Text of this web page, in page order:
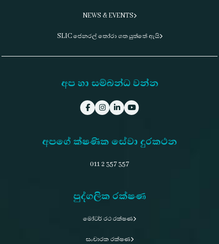
NEWS & EVENTS
SLIC ජෙනරල් තෝරා ගත යුත්තේ ඇයි
අප හා සම්බන්ධ වන්න
අපගේ ක්ෂණික සේවා දුරකථන
011 2 357 357
පුද්ගලික රක්ෂණ
මෝටර් රථ රක්ෂණ
සංචාරක රක්ෂණ